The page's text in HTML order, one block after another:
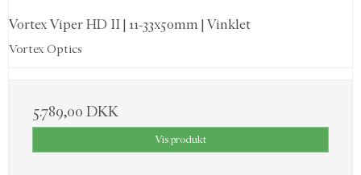
Vortex Viper HD II | 11-33x50mm | Vinklet
Vortex Optics
5.789,00 DKK
Vis produkt